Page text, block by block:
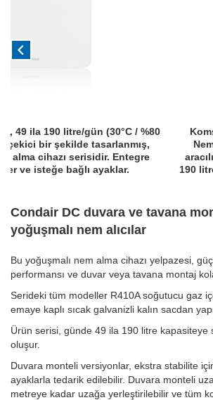
Komşu bir odada duvara montaj
Nemli hava ünitenin içine çekilir
aracılığıyla odaya geri verilir. Bu
190 litre/gün (30°C / %80 RH) nem
Condair DC duvara ve tavana
yoğuşmalı nem alıcılar
Bu yoğuşmalı nem alma cihazı yelpazesi,
performansı ve duvar veya tavana montaj
Serideki tüm modeller R410A soğutucu gaz
emaye kaplı sıcak galvanizli kalın sacdan
Ürün serisi, günde 49 ila 190 litre kapasiteye
oluşur.
Duvara monteli versiyonlar, ekstra stabilite
ayaklarla tedarik edilebilir. Duvara monteli
metreye kadar uzağa yerleştirilebilir ve tüm